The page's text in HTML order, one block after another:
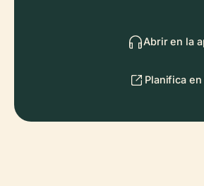
Abrir en la
Planifica